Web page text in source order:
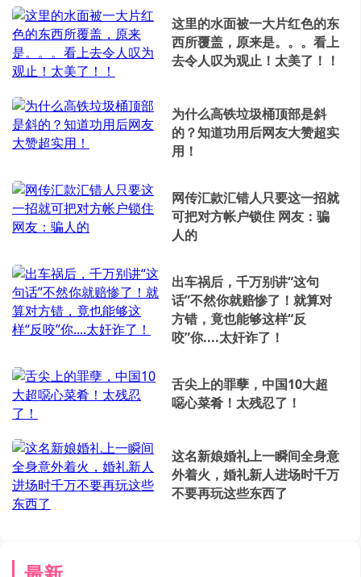
这里的水面被一大片红色的东
西所覆盖，原来是。。。看上
去令人叹为观止！太美了！！
为什么高铁垃圾桶顶部是斜
的？知道功用后网友大赞超实
用！
网传汇款汇错人只要这一招就
可把对方帐户锁住 网友：骗
人的
出车祸后，千万别讲“这句
话”不然你就赔惨了！就算对
方错，竟也能够这样“反
咬”你....太奸诈了！
舌尖上的罪孽，中国10大超
噁心菜肴！太残忍了！
这名新娘婚礼上一瞬间全身意
外着火，婚礼新人进场时千万
不要再玩这些东西了